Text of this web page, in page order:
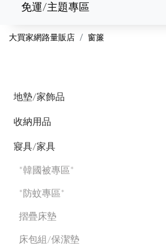
免運/主題專區
大買家網路量販店 窗簾
地墊/家飾品
收納用品
寢具/家具
*韓國被專區*
*防蚊專區*
摺疊床墊
床包組/保潔墊